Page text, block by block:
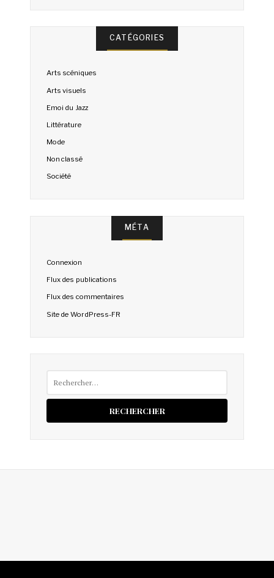
CATÉGORIES
Arts scéniques
Arts visuels
Emoi du Jazz
Littérature
Mode
Non classé
Société
MÉTA
Connexion
Flux des publications
Flux des commentaires
Site de WordPress-FR